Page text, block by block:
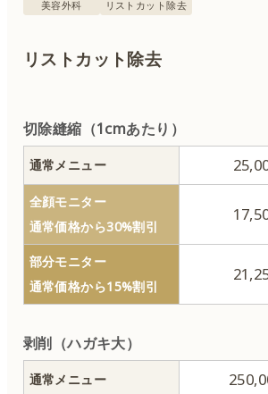
クマ治療
鼻の整形
口の整形
脂肪吸引
胸の整形
リダクション（体のたるみ取り）
美容外科 リストカット除去
リストカット除去
切除縫縮（1cmあたり）
通常メニュー
全顔モニター
通常価格から30%割引
部分モニター
通常価格から15%割引
剥削（ハガキ大）
通常メニュー